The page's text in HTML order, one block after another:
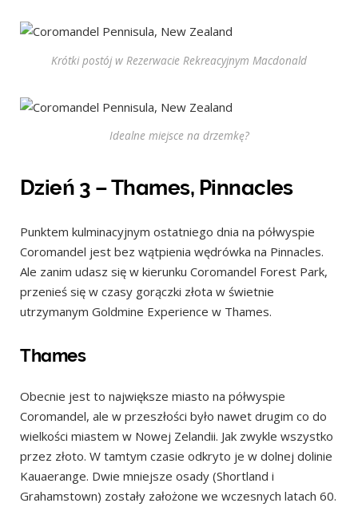
Krótki postój w Rezerwacie Rekreacyjnym Macdonald
Idealne miejsce na drzemkę?
Dzień 3 – Thames, Pinnacles
Punktem kulminacyjnym ostatniego dnia na półwyspie
Coromandel jest bez wątpienia wędrówka na Pinnacles.
Ale zanim udasz się w kierunku Coromandel Forest Park,
przenieś się w czasy gorączki złota w świetnie
utrzymanym Goldmine Experience w Thames.
Thames
Obecnie jest to największe miasto na półwyspie
Coromandel, ale w przeszłości było nawet drugim co do
wielkości miastem w Nowej Zelandii. Jak zwykle wszystko
przez złoto. W tamtym czasie odkryto je w dolnej dolinie
Kauaerange. Dwie mniejsze osady (Shortland i
Grahamstown) zostały założone we wczesnych latach 60.